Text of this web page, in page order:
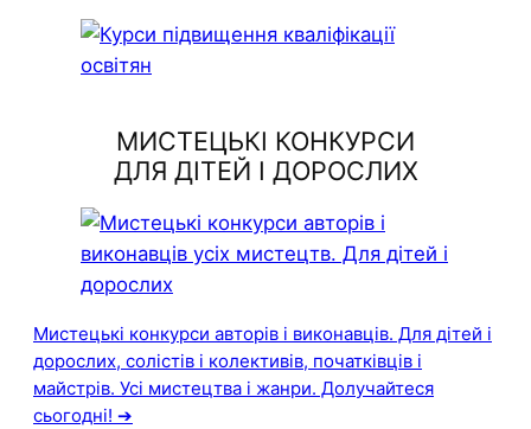
МИСТЕЦЬКІ КОНКУРСИ
ДЛЯ ДІТЕЙ І ДОРОСЛИХ
Мистецькі конкурси авторів і виконавців. Для дітей і
дорослих, солістів і колективів, початківців і
майстрів. Усі мистецтва і жанри. Долучайтеся
сьогодні! ➔